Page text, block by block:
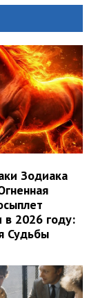
Зодиака
в 2026 году:
Судьбы